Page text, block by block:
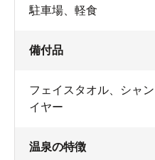
駐車場
軽食
備付品
フェイスタオル シャ
イヤー
温泉の特徴